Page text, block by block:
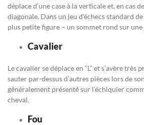
déplace d’une case à la verticale et, en cas
diagonale. Dans un jeu d’échecs standard
plus petite figure – un sommet rond sur une
Cavalier
Le cavalier se déplace en “L” et s’avère très
sauter par-dessus d’autres pièces lors de
généralement présenté sur l’échiquier
cheval.
Fou